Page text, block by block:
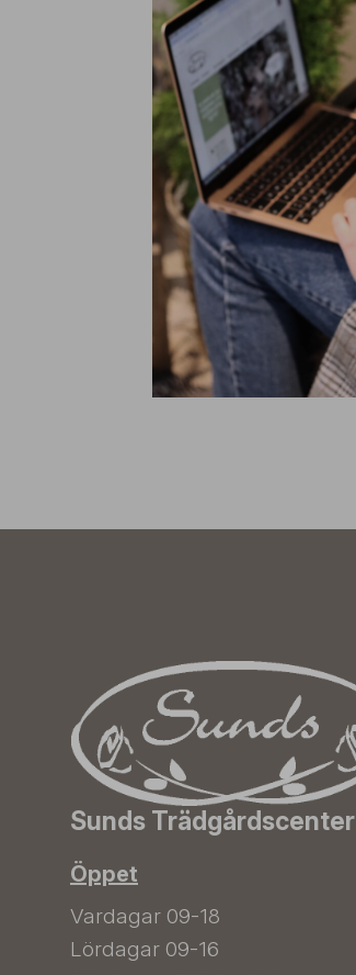
Sunds Trädgårdscenter
Öppet
Vardagar 09-18
Lördagar 09-16